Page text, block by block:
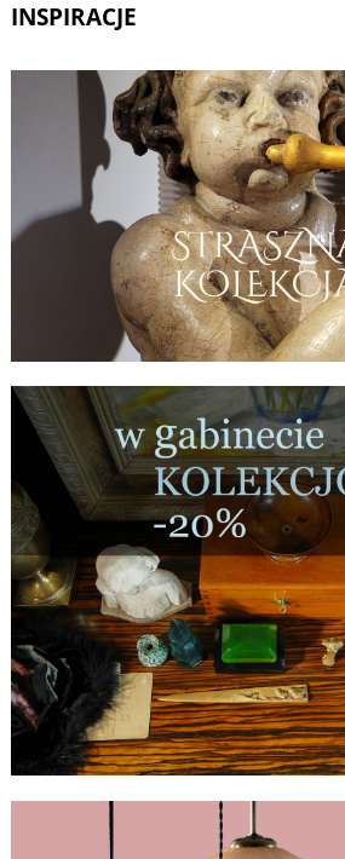
INSPIRACJE